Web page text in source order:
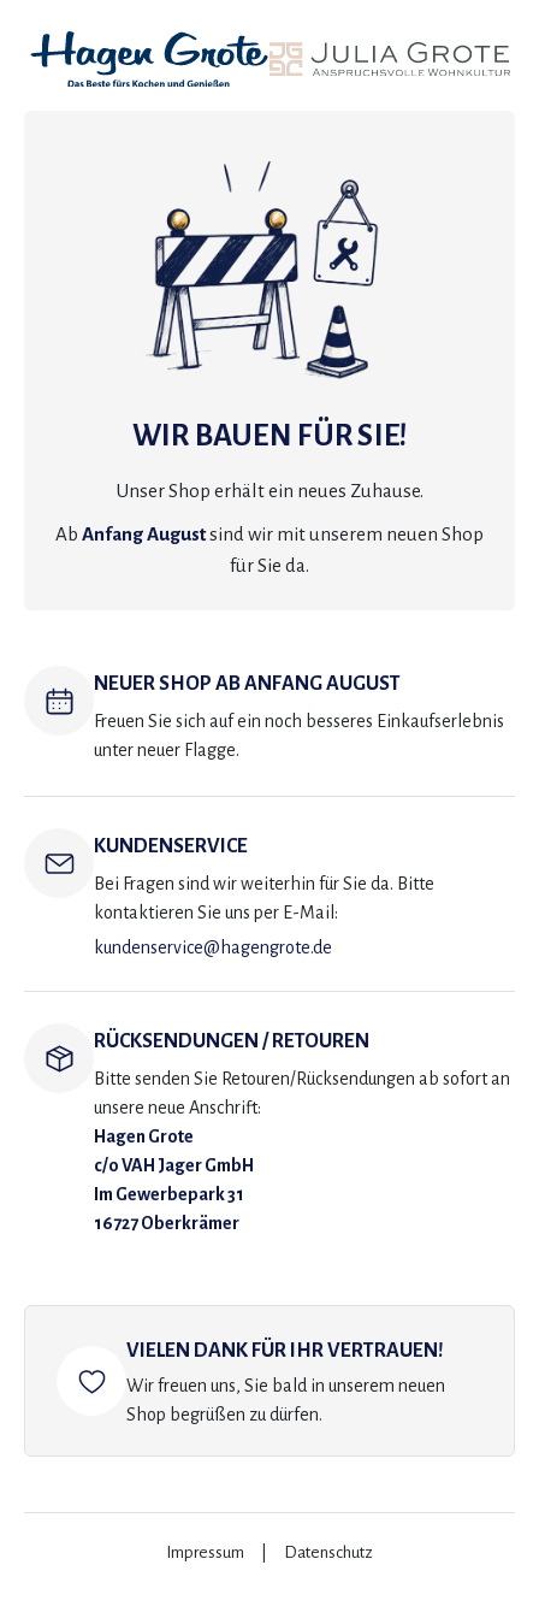
WIR BAUEN FÜR SIE!
Unser Shop erhält ein neues Zuhause.
Ab Anfang Augustsind wir mit unserem neuen Shop
für Sie da.
NEUER SHOP AB ANFANG AUGUST
Freuen Sie sich auf ein noch besseres Einkaufserlebnis
unter neuer Flagge.
KUNDENSERVICE
Bei Fragen sind wir weiterhin für Sie da. Bitte
kontaktieren Sie uns per E-Mail:
kundenservice@hagengrote.de
RÜCKSENDUNGEN / RETOUREN
Bitte senden Sie Retouren/Rücksendungen ab sofort an
unsere neue Anschrift:
Hagen Grote
c/o VAH Jager GmbH
Im Gewerbepark 31
16727 Oberkrämer
VIELEN DANK FÜR IHR VERTRAUEN!
Wir freuen uns, Sie bald in unserem neuen
Shop begrüßen zu dürfen.
Impressum Datenschutz